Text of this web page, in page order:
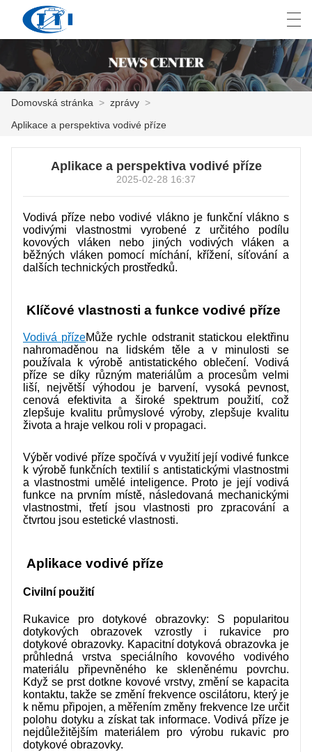
DOMOVSKÁ STRÁNKA
PRODUKT
PŘIZPŮSOBENÍ
O NÁS
ZPRÁVY
VIDEA
العربية česky Deutsch English
Domovská stránka > zprávy >
Aplikace a perspektiva vodivé příze
Aplikace a perspektiva vodivé příze
2025-02-28 16:37
Vodivá příze nebo vodivé vlákno je funkční vlákno s
vodivými vlastnostmi vyrobené z určitého podílu
kovových vláken nebo jiných vodivých vláken a
běžných vláken pomocí míchání, křížení, síťování a
dalších technických prostředků.
Klíčové vlastnosti a funkce vodivé příze
Vodivá přízeMůže rychle odstranit statickou elektřinu
nahromaděnou na lidském těle a v minulosti se
používala k výrobě antistatického oblečení. Vodivá
příze se díky různým materiálům a procesům velmi
liší, největší výhodou je barvení, vysoká pevnost,
cenová efektivita a široké spektrum použití, což
zlepšuje kvalitu průmyslové výroby, zlepšuje kvalitu
života a hraje velkou roli v propagaci.
Výběr vodivé příze spočívá v využití její vodivé funkce
k výrobě funkčních textilií s antistatickými vlastnostmi
a vlastnostmi umělé inteligence. Proto je její vodivá
funkce na prvním místě, následovaná mechanickými
vlastnostmi, třetí jsou vlastnosti pro zpracování a
čtvrtou jsou estetické vlastnosti.
Aplikace vodivé příze
Civilní použití
Rukavice pro dotykové obrazovky: S popularitou
dotykových obrazovek vzrostly i rukavice pro
dotykové obrazovky. Kapacitní dotyková obrazovka je
průhledná vrstva speciálního kovového vodivého
materiálu připevněného ke skleněnému povrchu.
Když se prst dotkne kovové vrstvy, změní se kapacita
kontaktu, takže se změní frekvence oscilátoru, který je
k němu připojen, a měřením změny frekvence lze určit
polohu dotyku a získat tak informace. Vodivá příze je
nejdůležitějším materiálem pro výrobu rukavic pro
dotykové obrazovky.